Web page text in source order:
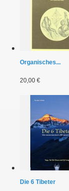
Organisches...
20,00 €
Die 6 Tibeter